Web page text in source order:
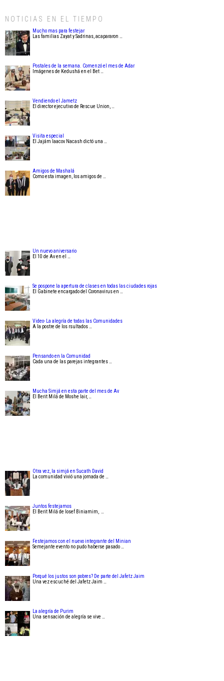
NOTICIAS EN EL TIEMPO
Mucho mas para festejar
Las familias Zayat y Sadrinas, acapararon …
Postales de la semana. Comenzó el mes de Adar
Imágenes de Kedushá en el Bet …
Vendiendo el Jametz
El director ejecutivo de Rescue Union, …
Visita especial
El Jajám Iaacov Nacash dictó una …
Amigos de Mashalá
Como esta imagen, los amigos de …
Un nuevo aniversario
El 10 de Av en el …
Se pospone la apertura de clases en todas las ciudades rojas
El Gabinete encargado del Coronavirus en …
Video- La alegría de todas las Comunidades
A la postre de los rsultados …
Pensando en la Comunidad
Cada una de las parejas integrantes …
Mucha Simjá en esta parte del mes de Av
El Berit Milá de Moshe Iair, …
Otra vez, la simjá en Sucath David
La comunidad vivió una jornada de …
Juntos festejamos
El Berit Milá de Iosef Biniamim, …
Festejamos con el nuevo integrante del Minian
Semejante evento no pudo haberse pasado …
Porqué los justos son pobres? De parte del Jafetz Jaim
Una vez escuché del Jafetz Jaim …
La alegría de Purim
Una sensación de alegría se vive …